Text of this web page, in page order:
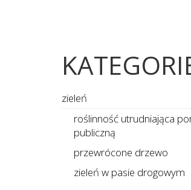
zieleń
roślinność utrudniająca
publiczną
przewrócone drzewo
zieleń w pasie drogowym